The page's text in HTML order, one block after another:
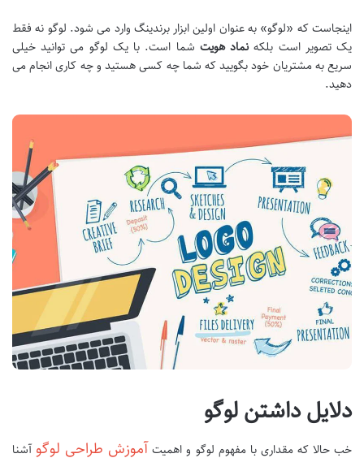
اینجاست که «لوگو» به عنوان اولین ابزار برندینگ وارد می شود. لوگو نه فقط
یک تصویر است بلکه نماد هویت شما است. با یک لوگو می توانید خیلی
سریع به مشتریان خود بگویید که شما چه کسی هستید و چه کاری انجام می
دهید.
دلایل داشتن لوگو
خب حالا که مقداری با مفهوم لوگو و اهمیت آموزش طراحی لوگو آشنا